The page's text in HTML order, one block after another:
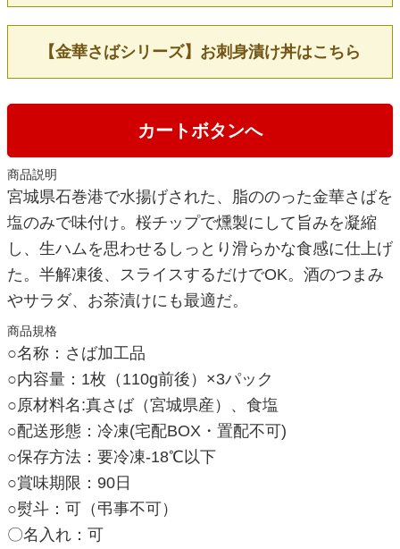
【金華さばシリーズ】お刺身漬け丼はこちら
カートボタンへ
商品説明
宮城県石巻港で水揚げされた、脂ののった金華さばを
塩のみで味付け。桜チップで燻製にして旨みを凝縮
し、生ハムを思わせるしっとり滑らかな食感に仕上げ
た。半解凍後、スライスするだけでOK。酒のつまみ
やサラダ、お茶漬けにも最適だ。
商品規格
○名称：さば加工品
○内容量：1枚（110g前後）×3パック
○原材料名:真さば（宮城県産）、食塩
○配送形態：冷凍(宅配BOX・置配不可)
○保存方法：要冷凍-18℃以下
○賞味期限：90日
○熨斗：可（弔事不可）
〇名入れ：可